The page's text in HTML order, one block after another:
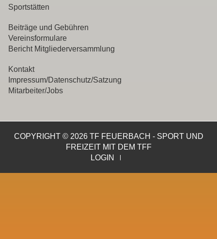
Sportstätten
Beiträge und Gebühren
Vereinsformulare
Bericht Mitgliederversammlung
Kontakt
Impressum/Datenschutz/Satzung
Mitarbeiter/Jobs
COPYRIGHT © 2026 TF FEUERBACH - SPORT UND
FREIZEIT MIT DEM TFF
LOGIN